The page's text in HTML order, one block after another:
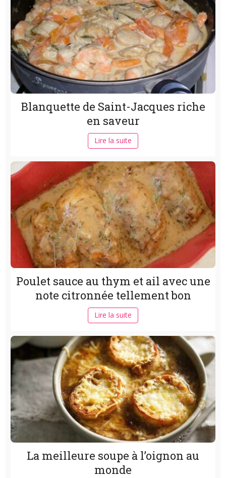
Blanquette de Saint-Jacques riche
en saveur
Lire la suite
Poulet sauce au thym et ail avec une
note citronnée tellement bon
Lire la suite
La meilleure soupe à l’oignon au
monde